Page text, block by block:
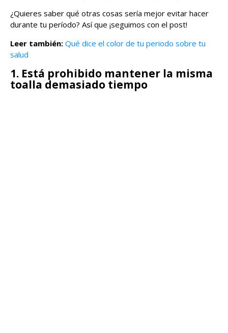
¿Quieres saber qué otras cosas sería mejor evitar hacer
durante tu período? Así que ¡seguimos con el post!
Leer también: Qué dice el color de tu periodo sobre tu
salud
1. Está prohibido mantener la misma
toalla demasiado tiempo